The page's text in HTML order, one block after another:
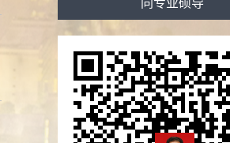
同专业硕导